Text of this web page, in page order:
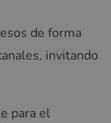
de forma
invitando
para el